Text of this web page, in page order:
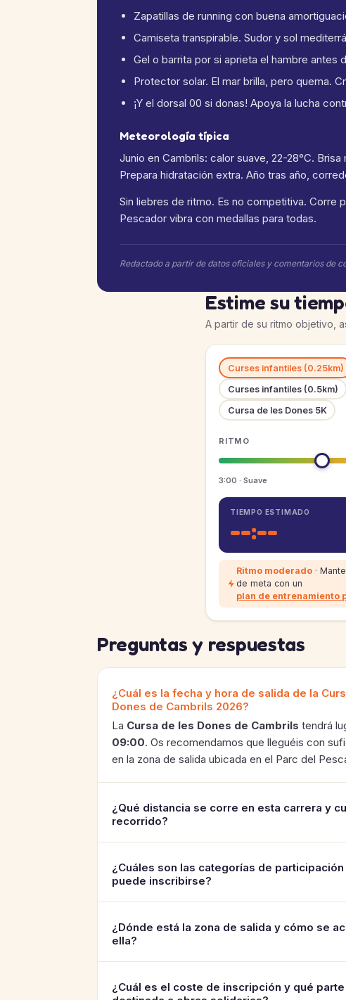
Zapatillas de running con buena
Camiseta transpirable. Sudor y sol
Gel o barrita por si aprieta el hambre antes
Protector solar. El mar brilla, pero quema.
¡Y el dorsal 00 si donas! Apoya la lucha
Meteorología típica
Junio en Cambrils: calor suave, 22-28°C.
Prepara hidratación extra. Año tras año,
Sin liebres de ritmo. Es no competitiva. Corre
Pescador vibra con medallas para todas.
Redactado a partir de datos oficiales y comentarios de
Estime su
A partir de su ritmo objetivo,
Curses infantiles (0.25km)
Curses infantiles (0.5km)
Cursa de les Dones 5K
RITMO
3:00 · Suave
TIEMPO ESTIMADO
--:--
Ritmo moderado ·
de meta con un
plan de entrenamiento
Preguntas y respuestas
¿Cuál es la fecha y hora de salida de la
Dones de Cambrils 2026?
La Cursa de les Dones de Cambrils tendrá
09:00. Os recomendamos que lleguéis con
en la zona de salida ubicada en el Parc del
¿Qué distancia se corre en esta carrera y
recorrido?
¿Cuáles son las categorías de participación
puede inscribirse?
¿Dónde está la zona de salida y cómo se
ella?
¿Cuál es el coste de inscripción y qué parte